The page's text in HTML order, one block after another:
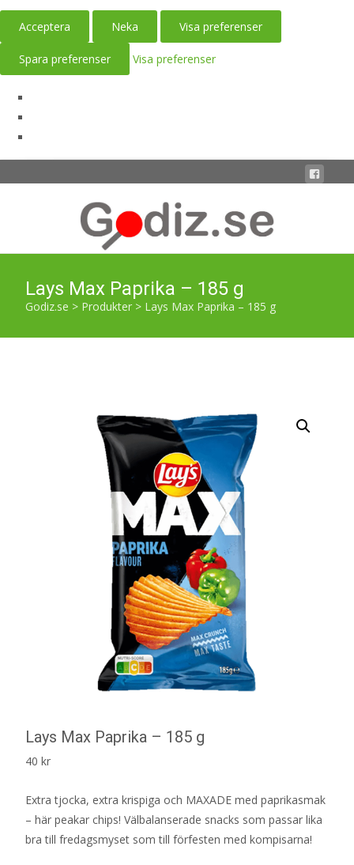
Acceptera Neka Visa preferenser
Spara preferenser Visa preferenser
Lays Max Paprika – 185 g
Godiz.se > Produkter > Lays Max Paprika – 185 g
Lays Max Paprika – 185 g
40 kr
Extra tjocka, extra krispiga och MAXADE med paprikasmak
– här peakar chips! Välbalanserade snacks som passar lika
bra till fredagsmyset som till förfesten med kompisarna!